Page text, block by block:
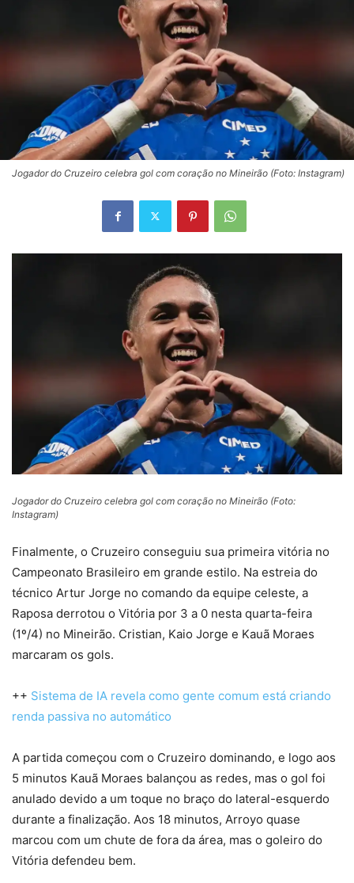
Jogador do Cruzeiro celebra gol com coração no Mineirão (Foto: Instagram)
Jogador do Cruzeiro celebra gol com coração no Mineirão (Foto:
Instagram)
Finalmente, o Cruzeiro conseguiu sua primeira vitória no
Campeonato Brasileiro em grande estilo. Na estreia do
técnico Artur Jorge no comando da equipe celeste, a
Raposa derrotou o Vitória por 3 a 0 nesta quarta-feira
(1º/4) no Mineirão. Cristian, Kaio Jorge e Kauã Moraes
marcaram os gols.
++ Sistema de IA revela como gente comum está criando
renda passiva no automático
A partida começou com o Cruzeiro dominando, e logo aos
5 minutos Kauã Moraes balançou as redes, mas o gol foi
anulado devido a um toque no braço do lateral-esquerdo
durante a finalização. Aos 18 minutos, Arroyo quase
marcou com um chute de fora da área, mas o goleiro do
Vitória defendeu bem.